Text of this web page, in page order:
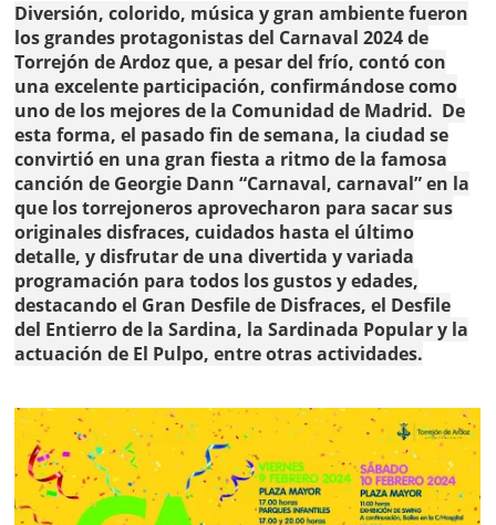
Diversión, colorido, música y gran ambiente fueron
los grandes protagonistas del Carnaval 2024 de
Torrejón de Ardoz que, a pesar del frío, contó con
una excelente participación, confirmándose como
uno de los mejores de la Comunidad de Madrid. De
esta forma, el pasado fin de semana, la ciudad se
convirtió en una gran fiesta a ritmo de la famosa
canción de Georgie Dann “Carnaval, carnaval” en la
que los torrejoneros aprovecharon para sacar sus
originales disfraces, cuidados hasta el último
detalle, y disfrutar de una divertida y variada
programación para todos los gustos y edades,
destacando el Gran Desfile de Disfraces, el Desfile
del Entierro de la Sardina, la Sardinada Popular y la
actuación de El Pulpo, entre otras actividades.